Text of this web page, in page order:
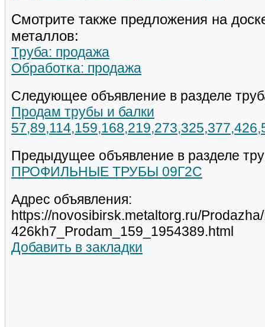
Смотрите также предложения на
металлов:
Труба: продажа
Обработка: продажа
Следующее объявление в разделе
Продам трубы и балки
Предыдущее объявление в разделе
ПРОФИЛЬНЫЕ ТРУБЫ 09Г2С
Адрес объявления:
https://novosibirsk.metaltorg.ru/
426kh7_Prodam_159_1954389.html
Добавить в закладки